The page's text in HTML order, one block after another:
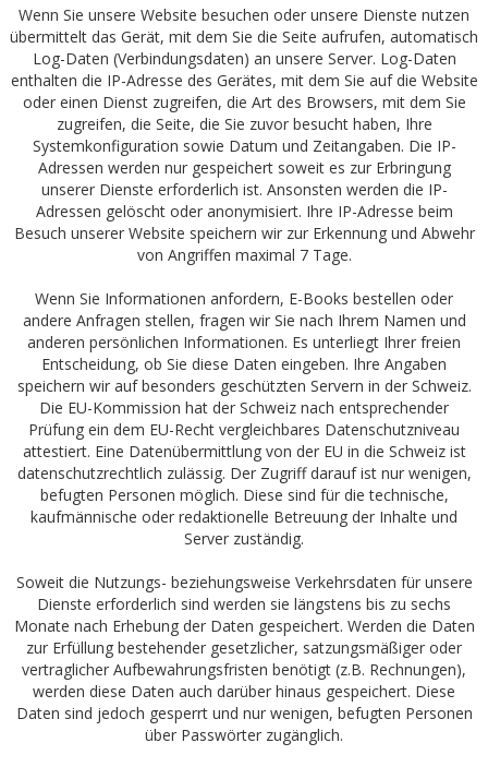
Wenn Sie unsere Website besuchen oder unsere Dienste nutzen
übermittelt das Gerät, mit dem Sie die Seite aufrufen, automatisch
Log-Daten (Verbindungsdaten) an unsere Server. Log-Daten
enthalten die IP-Adresse des Gerätes, mit dem Sie auf die Website
oder einen Dienst zugreifen, die Art des Browsers, mit dem Sie
zugreifen, die Seite, die Sie zuvor besucht haben, Ihre
Systemkonfiguration sowie Datum und Zeitangaben. Die IP-
Adressen werden nur gespeichert soweit es zur Erbringung
unserer Dienste erforderlich ist. Ansonsten werden die IP-
Adressen gelöscht oder anonymisiert. Ihre IP-Adresse beim
Besuch unserer Website speichern wir zur Erkennung und Abwehr
von Angriffen maximal 7 Tage.
Wenn Sie Informationen anfordern, E-Books bestellen oder
andere Anfragen stellen, fragen wir Sie nach Ihrem Namen und
anderen persönlichen Informationen. Es unterliegt Ihrer freien
Entscheidung, ob Sie diese Daten eingeben. Ihre Angaben
speichern wir auf besonders geschützten Servern in der Schweiz.
Die EU-Kommission hat der Schweiz nach entsprechender
Prüfung ein dem EU-Recht vergleichbares Datenschutzniveau
attestiert. Eine Datenübermittlung von der EU in die Schweiz ist
datenschutzrechtlich zulässig. Der Zugriff darauf ist nur wenigen,
befugten Personen möglich. Diese sind für die technische,
kaufmännische oder redaktionelle Betreuung der Inhalte und
Server zuständig.
Soweit die Nutzungs- beziehungsweise Verkehrsdaten für unsere
Dienste erforderlich sind werden sie längstens bis zu sechs
Monate nach Erhebung der Daten gespeichert. Werden die Daten
zur Erfüllung bestehender gesetzlicher, satzungsmäßiger oder
vertraglicher Aufbewahrungsfristen benötigt (z.B. Rechnungen),
werden diese Daten auch darüber hinaus gespeichert. Diese
Daten sind jedoch gesperrt und nur wenigen, befugten Personen
über Passwörter zugänglich.